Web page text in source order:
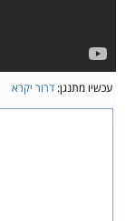
עכשיו מתנגן: דרור יקרא